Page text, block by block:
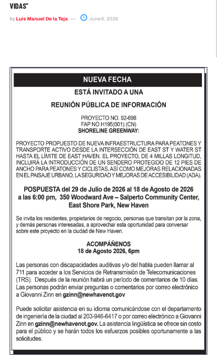
VIDAS”
byLuis Manuel De la Teja June 6, 2026